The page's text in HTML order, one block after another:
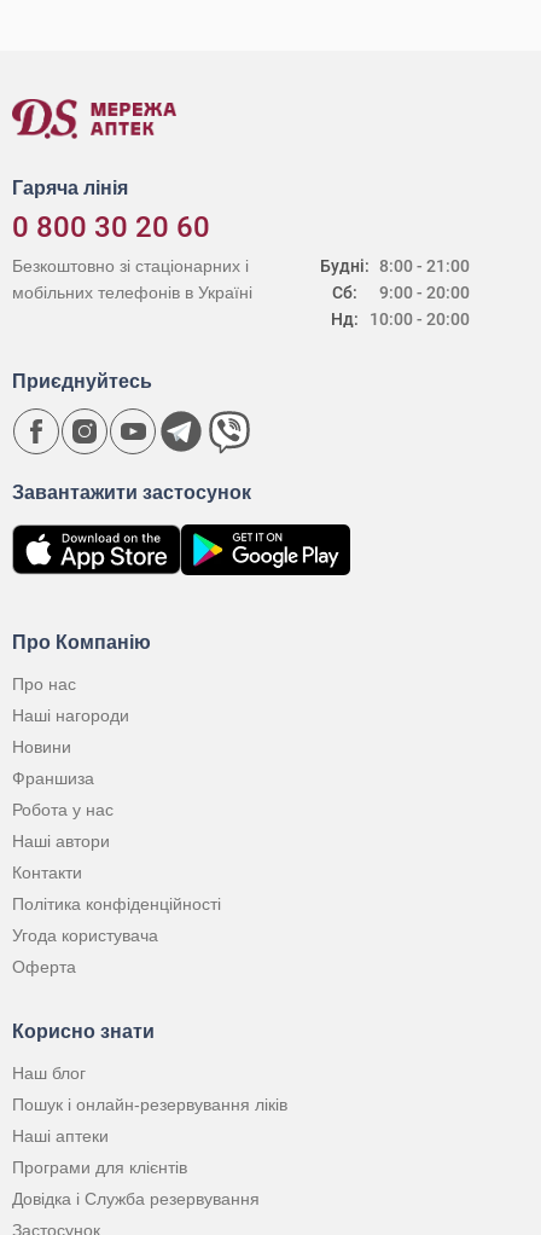
Гаряча лінія
0 800 30 20 60
Будні:
Сб:
Нд:
8:00 - 21:00
9:00 - 20:00
10:00 - 20:00
Безкоштовно зі стаціонарних і
мобільних телефонів в Україні
Про Компанію
Про нас
Наші нагороди
Новини
Франшиза
Робота у нас
Наші автори
Контакти
Політика конфіденційності
Угода користувача
Оферта
Корисно знати
Наш блог
Пошук і онлайн-резервування ліків
Наші аптеки
Програми для клієнтів
Довідка і Служба резервування
Застосунок
Завантажити застосунок
Приєднуйтесь